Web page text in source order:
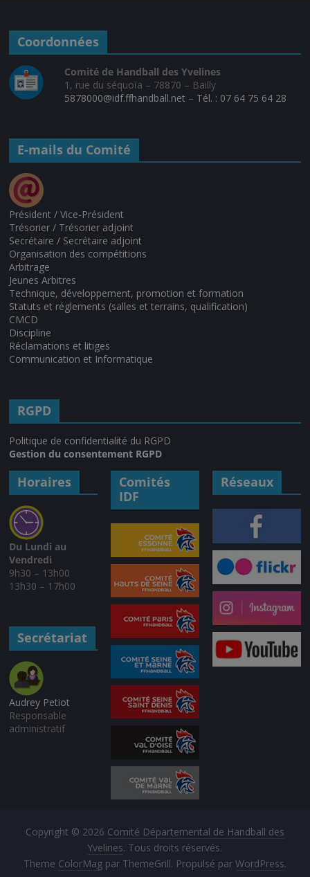
Coordonnées
Comité de Handball des Yvelines
1, rue du séquoïa – 78870 – Bailly
5878000@idf.ffhandball.net – Tél. : 07 64 75 64 28
E-mails du Comité
Président / Vice-Président
Trésorier / Trésorier adjoint
Secrétaire / Secrétaire adjoint
Organisation des compétitions
Arbitrage
Jeunes Arbitres
Technique, développement, promotion et formation
Statuts et réglements (salles et terrains, qualification)
CMCD
Discipline
Réclamations et litiges
Communication et Informatique
RGPD
Politique de confidentialité du RGPD
Gestion du consentement RGPD
Horaires
Du Lundi au
Vendredi
9h30 – 13h00
13h30 – 17h00
Secrétariat
Audrey Petiot
Responsable
administratif
Comités
IDF
Réseaux
Copyright © 2026 Comité Départemental de Handball des
Yvelines. Tous droits réservés.
Theme ColorMagpar ThemeGrill. Propulsé par WordPress.